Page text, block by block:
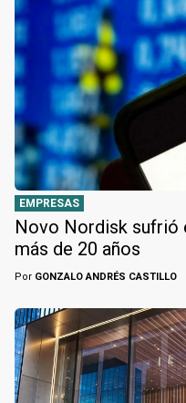
EMPRESAS
Novo Nordisk sufrió
más de 20 años
Por GONZALO ANDRÉS CASTILLO